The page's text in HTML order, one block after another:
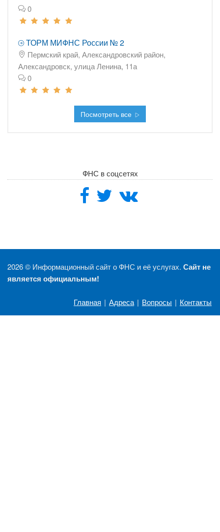
0
ТОРМ МИФНС России № 2
Пермский край, Александровский район,
Александровск, улица Ленина, 11а
0
Посмотреть все
ФНС в соцсетях
2026 © Информационный сайт о ФНС и её услугах. Сайт не
является официальным!
Главная | Адреса | Вопросы | Контакты